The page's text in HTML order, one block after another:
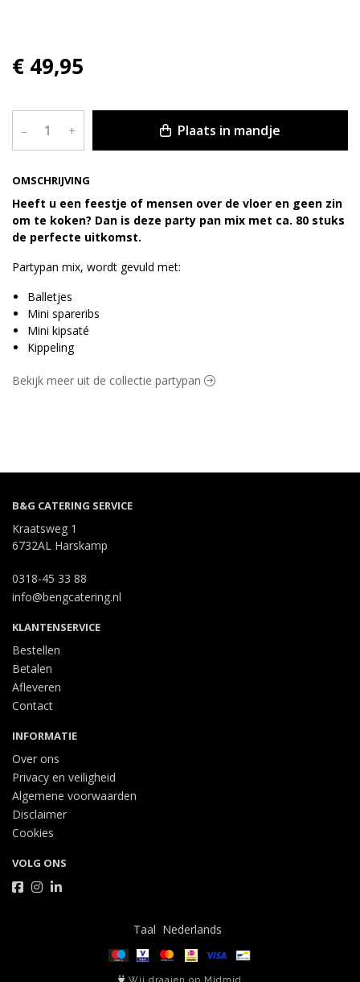
OMSCHRIJVING
Heeft u een feestje of mensen over de vloer en geen zin
om te koken? Dan is deze party pan mix met ca. 80 stuks
de perfecte uitkomst.
Partypan mix, wordt gevuld met:
Balletjes
Mini spareribs
Mini kipsaté
Kippeling
€ 49,95
– + Plaats in mandje
Bekijk meer uit de collectie partypan
B&G CATERING SERVICE
Kraatsweg 1
6732AL Harskamp
0318-45 33 88
info@bengcatering.nl
KLANTENSERVICE
Bestellen
Betalen
Afleveren
Contact
INFORMATIE
Over ons
Privacy en veiligheid
Algemene voorwaarden
Disclaimer
Cookies
VOLG ONS
Taal